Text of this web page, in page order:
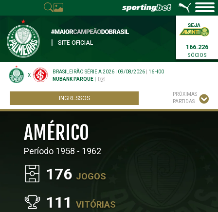
SITE OFICIAL
166.226
SÓCIOS
X
BRASILEIRÃO SÉRIE A 2026 09/08/2026
16H00
NUBANK PARQUE
INGRESSOS
PRÓXIMAS
PARTIDAS
AMÉRICO
Período 1958 - 1962
176 JOGOS
111VITÓRIAS